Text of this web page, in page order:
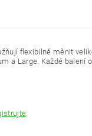
flexibilně měnit
a Large. Každé balení
.